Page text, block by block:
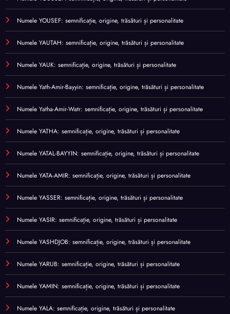
Numele YOUSEF: semnificație, origine, trăsături și personalitate
Numele YAUTAH: semnificație, origine, trăsături și personalitate
Numele YAUK: semnificație, origine, trăsături și personalitate
Numele Yath-Amir-Bayyin: semnificație, origine, trăsături și personalitate
Numele Yatha-Amir-Watr: semnificație, origine, trăsături și personalitate
Numele YATHA: semnificație, origine, trăsături și personalitate
Numele YATAL-BAYYIN: semnificație, origine, trăsături și personalitate
Numele YATA-AMIR: semnificație, origine, trăsături și personalitate
Numele YASSER: semnificație, origine, trăsături și personalitate
Numele YASIR: semnificație, origine, trăsături și personalitate
Numele YASHDJOB: semnificație, origine, trăsături și personalitate
Numele YARUB: semnificație, origine, trăsături și personalitate
Numele YAMIN: semnificație, origine, trăsături și personalitate
Numele YALA: semnificație, origine, trăsături și personalitate